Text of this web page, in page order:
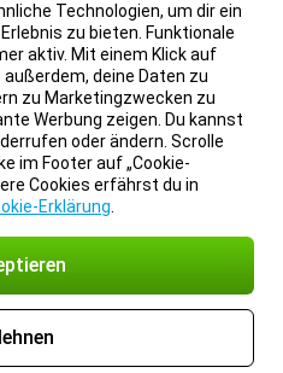
Technologien, um dir ein
zu bieten. Funktionale
aktiv. Mit einem Klick auf
deine Daten zu
zu Marketingzwecken zu
Werbung zeigen. Du kannst
oder ändern. Scrolle
im Footer auf „Cookie-
Cookies erfährst du in
Erklärung